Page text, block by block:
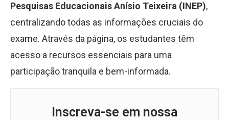
Pesquisas Educacionais Anísio Teixeira (INEP),
centralizando todas as informações cruciais do
exame. Através da página, os estudantes têm
acesso a recursos essenciais para uma
participação tranquila e bem-informada.
Inscreva-se em nossa